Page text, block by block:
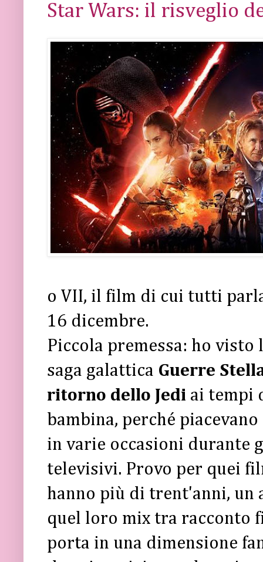
Star Wars: il risveglio
o VII, il film di cui tutti
16 dicembre.
Piccola premessa: ho
saga galattica Guerre
ritorno dello Jedi ai tempi
bambina, perché
in varie occasioni durante
televisivi. Provo per quei
hanno più di trent'anni, un
quel loro mix tra racconto
porta in una dimensione